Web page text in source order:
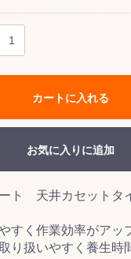
カートに入れる
お気に入りに追加
ト 天井カセットタ
すく作業効率がアッ
り扱いやすく養生時